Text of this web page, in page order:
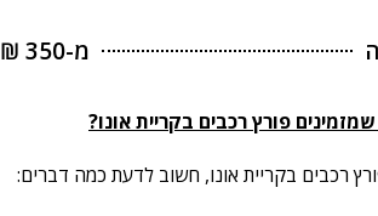
מ-350 ₪
פורץ רכבים בקריית אונו?
רכבים בקריית אונו, חשוב לדעת כמה דברים: